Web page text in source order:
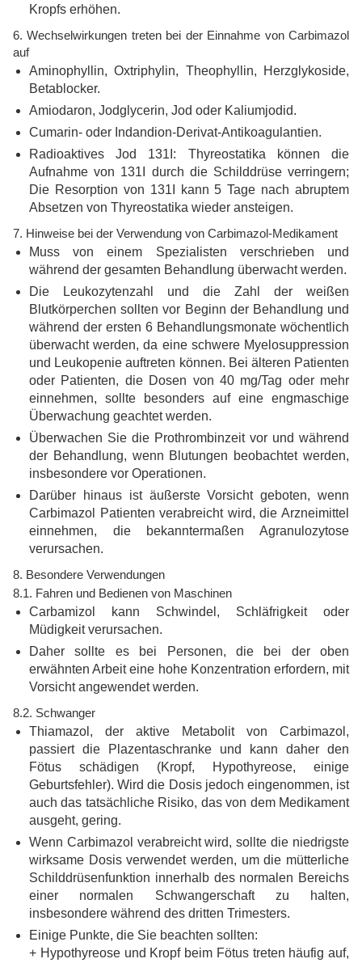
Kropfs erhöhen.
6. Wechselwirkungen treten bei der Einnahme von Carbimazol
auf
Aminophyllin, Oxtriphylin, Theophyllin, Herzglykoside,
Betablocker.
Amiodaron, Jodglycerin, Jod oder Kaliumjodid.
Cumarin- oder Indandion-Derivat-Antikoagulantien.
Radioaktives Jod 131I: Thyreostatika können die
Aufnahme von 131I durch die Schilddrüse verringern;
Die Resorption von 131I kann 5 Tage nach abruptem
Absetzen von Thyreostatika wieder ansteigen.
7. Hinweise bei der Verwendung von Carbimazol-Medikament
Muss von einem Spezialisten verschrieben und
während der gesamten Behandlung überwacht werden.
Die Leukozytenzahl und die Zahl der weißen
Blutkörperchen sollten vor Beginn der Behandlung und
während der ersten 6 Behandlungsmonate wöchentlich
überwacht werden, da eine schwere Myelosuppression
und Leukopenie auftreten können. Bei älteren Patienten
oder Patienten, die Dosen von 40 mg/Tag oder mehr
einnehmen, sollte besonders auf eine engmaschige
Überwachung geachtet werden.
Überwachen Sie die Prothrombinzeit vor und während
der Behandlung, wenn Blutungen beobachtet werden,
insbesondere vor Operationen.
Darüber hinaus ist äußerste Vorsicht geboten, wenn
Carbimazol Patienten verabreicht wird, die Arzneimittel
einnehmen, die bekanntermaßen Agranulozytose
verursachen.
8. Besondere Verwendungen
8.1. Fahren und Bedienen von Maschinen
Carbamizol kann Schwindel, Schläfrigkeit oder
Müdigkeit verursachen.
Daher sollte es bei Personen, die bei der oben
erwähnten Arbeit eine hohe Konzentration erfordern, mit
Vorsicht angewendet werden.
8.2. Schwanger
Thiamazol, der aktive Metabolit von Carbimazol,
passiert die Plazentaschranke und kann daher den
Fötus schädigen (Kropf, Hypothyreose, einige
Geburtsfehler). Wird die Dosis jedoch eingenommen, ist
auch das tatsächliche Risiko, das von dem Medikament
ausgeht, gering.
Wenn Carbimazol verabreicht wird, sollte die niedrigste
wirksame Dosis verwendet werden, um die mütterliche
Schilddrüsenfunktion innerhalb des normalen Bereichs
einer normalen Schwangerschaft zu halten,
insbesondere während des dritten Trimesters.
Einige Punkte, die Sie beachten sollten:
+ Hypothyreose und Kropf beim Fötus treten häufig auf,